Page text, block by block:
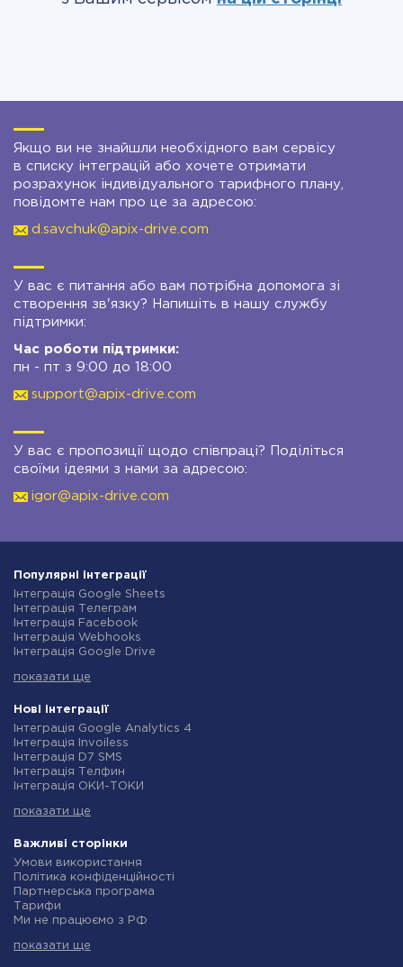
Якщо ви не знайшли необхідного вам сервісу
в списку інтеграцій або хочете отримати
розрахунок індивідуального тарифного плану,
повідомте нам про це за адресою:
d.savchuk@apix-drive.com
У вас є питання або вам потрібна допомога зі
створення зв'язку? Напишіть в нашу службу
підтримки:
Час роботи підтримки:
пн - пт з 9:00 до 18:00
support@apix-drive.com
У вас є пропозиції щодо співпраці? Поділіться
своїми ідеями з нами за адресою:
igor@apix-drive.com
Популярні інтеграції
Інтеграція Google Sheets
Інтеграція Телеграм
Інтеграція Facebook
Інтеграція Webhooks
Інтеграція Google Drive
Інтеграція Gmail
Інтеграція Rozetka
Інтеграція OpenAI (ChatGPT)
Інтеграція Binotel
Інтеграція Prom
Інтеграція Приват24
Інтеграція OLX
Інтеграція SendPulse
Інтеграція Stream Telecom
Інтеграція Google Analytics
Інтеграція Creatio
Інтеграція Ringostat
Інтеграція Google Calendar
Інтеграція Airtable
показати ще
Нові інтеграції
Інтеграція Google Analytics 4
Інтеграція Invoiless
Інтеграція D7 SMS
Інтеграція Телфин
Інтеграція ОКИ-ТОКИ
Інтеграція Microsoft Dynamics 365
Інтеграція TxtSync
Інтеграція Wire2Air
Інтеграція Corezoid
Інтеграція Infobip
Інтеграція Instasent
Інтеграція AtomPark
Інтеграція Campaign Monitor
показати ще
Важливі сторінки
Умови використання
Політика конфіденційності
Партнерська програма
Тарифи
Ми не працюємо з РФ
Індивідуальна розробка
показати ще